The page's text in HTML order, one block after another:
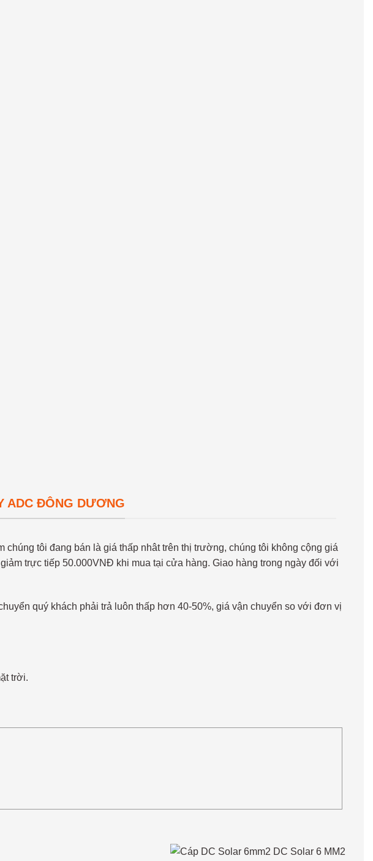
ADC ĐÔNG DƯƠNG
chúng tôi đang bán là giá thấp nhât trên thị trường, chúng tôi không cộng giá
trực tiếp 50.000VNĐ khi mua tại cửa hàng. Giao hàng trong ngày đối với
quý khách phải trả luôn thấp hơn 40-50%, giá vận chuyển so với đơn vị
trời.